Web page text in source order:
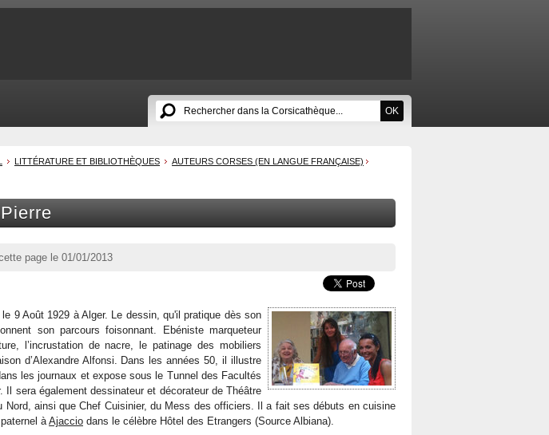
LITTÉRATURE ET BIBLIOTHÈQUES
AUTEURS CORSES (EN LANGUE FRANÇAISE)
page le 01/01/2013
9 Août 1929 à Alger. Le dessin, qu'il pratique dès son
son parcours foisonnant. Ebéniste marqueteur
l’incrustation de nacre, le patinage des mobiliers
d’Alexandre Alfonsi. Dans les années 50, il illustre
les journaux et expose sous le Tunnel des Facultés
Il sera également dessinateur et décorateur de Théâtre
Nord, ainsi que Chef Cuisinier, du Mess des officiers. Il a fait ses débuts en cuisine
àAjaccio dans le célèbre Hôtel des Etrangers (Source Albiana).